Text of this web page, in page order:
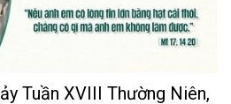
Tuần XVIII Thường Niên,